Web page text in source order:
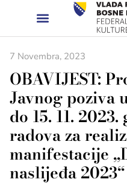
7 Novembra, 2023
OBAVIJEST:
Javnog poziva
do 15. 11.
radova za
manifestacije
naslijeđa 2023“